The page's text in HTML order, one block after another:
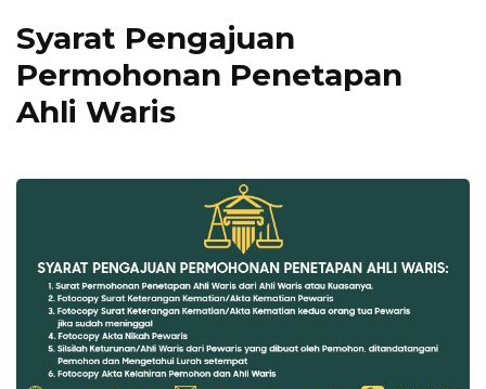
Syarat Pengajuan
Permohonan Penetapan
Ahli Waris